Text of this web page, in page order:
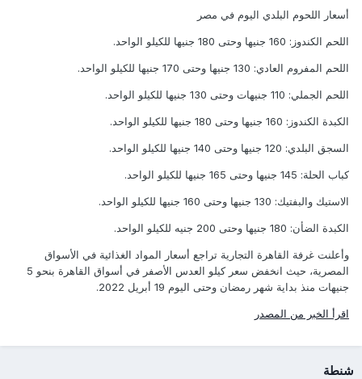
أسعار اللحوم البلدي اليوم في مصر
اللحم الكندوز: 160 جنيها وحتى 180 جنيها للكيلو الواحد.
اللحم المفروم العادي: 130 جنيها وحتى 170 جنيها للكيلو الواحد.
اللحم الجملي: 110 جنيهات وحتى 130 جنيها للكيلو الواحد.
الكبدة الكندوز: 160 جنيها وحتى 180 جنيها للكيلو الواحد.
السجق البلدي: 120 جنيها وحتى 140 جنيها للكيلو الواحد.
كباب الحلة: 145 جنيها وحتى 165 جنيها للكيلو الواحد.
الاستيك والبفتيك: 130 جنيها وحتى 160 جنيها للكيلو الواحد.
الكبدة الضأن: 180 جنيها وحتى 200 جنيه للكيلو الواحد.
وأعلنت غرفة القاهرة التجارية تراجع أسعار المواد الغذائية في الأسواق
المصرية، حيث انخفض سعر كيلو العدس الأصفر في أسواق القاهرة بنحو 5
جنيهات منذ بداية شهر رمضان وحتى اليوم 19 أبريل 2022.
اقرأ الخبر من المصدر
شنطة